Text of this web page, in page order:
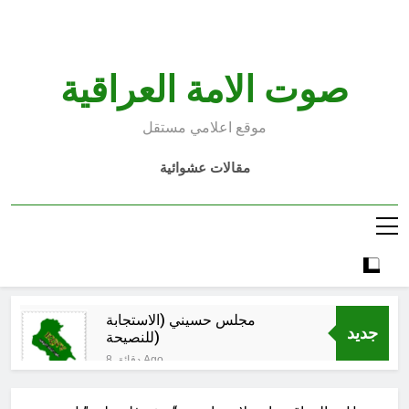
صوت الامة العراقية
موقع اعلامي مستقل
مقالات عشوائية
جديد
مجلس حسيني (الاستجابة
للنصيحة)
8 دقائق Ago